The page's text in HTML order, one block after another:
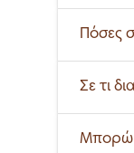
Πόσες
Σε τι
Μπορώ